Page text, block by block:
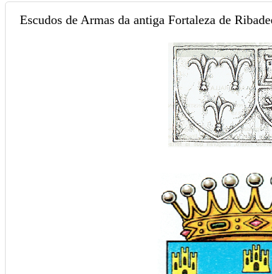
Escudos de Armas da antiga Fortaleza de